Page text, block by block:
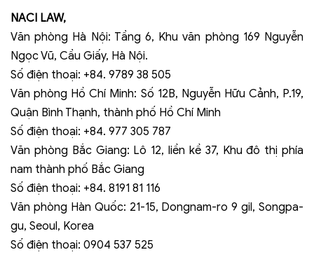
NACI LAW,
Văn phòng Hà Nội: Tầng 6, Khu văn phòng 169 Nguyễn
Ngọc Vũ, Cầu Giấy, Hà Nội.
Số điện thoại: +84. 9789 38 505
Văn phòng Hồ Chí Minh: Số 12B, Nguyễn Hữu Cảnh, P.19,
Quận Bình Thạnh, thành phố Hồ Chí Minh
Số điện thoại: +84. 977 305 787
Văn phòng Bắc Giang: Lô 12, liền kề 37, Khu đô thị phía
nam thành phố Bắc Giang
Số điện thoại: +84. 8191 81 116
Văn phòng Hàn Quốc: 21-15, Dongnam-ro 9 gil, Songpa-
gu, Seoul, Korea
Số điện thoại: 0904 537 525